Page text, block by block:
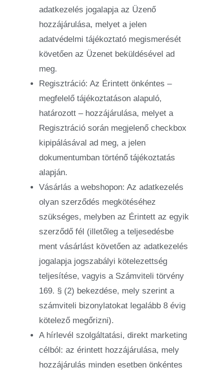
adatkezelés jogalapja az Üzenő
hozzájárulása, melyet a jelen
adatvédelmi tájékoztató megismerését
követően az Üzenet beküldésével ad
meg.
Regisztráció: Az Érintett önkéntes –
megfelelő tájékoztatáson alapuló,
határozott – hozzájárulása, melyet a
Regisztráció során megjelenő checkbox
kipipálásával ad meg, a jelen
dokumentumban történő tájékoztatás
alapján.
Vásárlás a webshopon: Az adatkezelés
olyan szerződés megkötéséhez
szükséges, melyben az Érintett az egyik
szerződő fél (illetőleg a teljesedésbe
ment vásárlást követően az adatkezelés
jogalapja jogszabályi kötelezettség
teljesítése, vagyis a Számviteli törvény
169. § (2) bekezdése, mely szerint a
számviteli bizonylatokat legalább 8 évig
kötelező megőrizni).
A hírlevél szolgáltatási, direkt marketing
célból: az érintett hozzájárulása, mely
hozzájárulás minden esetben önkéntes